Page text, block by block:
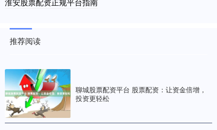
淮安股票配资正规平台指南
推荐阅读
聊城股票配资平台 股票配资：让资金倍增，
投资更轻松